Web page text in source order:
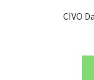
CIVO